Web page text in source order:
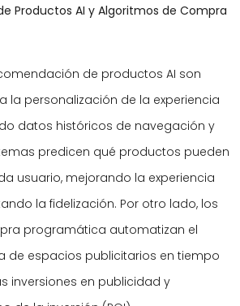
Productos AI y Algoritmos de Compra
de productos AI son
la personalización de la experiencia
datos históricos de navegación y
predicen qué productos pueden
usuario, mejorando la experiencia
la fidelización. Por otro lado, los
programática automatizan el
de espacios publicitarios en tiempo
inversiones en publicidad y